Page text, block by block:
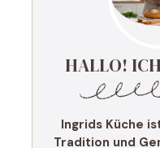
HALLO!
Ingrids Küche
Tradition und